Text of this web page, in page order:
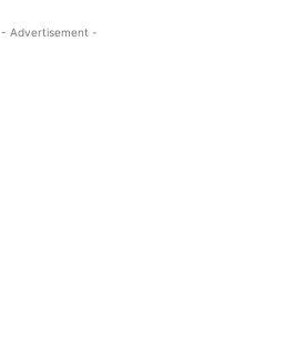
- Advertisement -